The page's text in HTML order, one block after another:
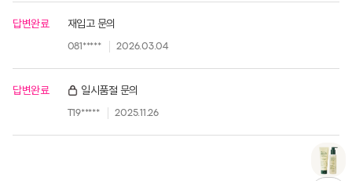
답변완료 재입고 문의
081***** 2026.03.04
답변완료 일시품절 문의
T19***** 2025.11.26